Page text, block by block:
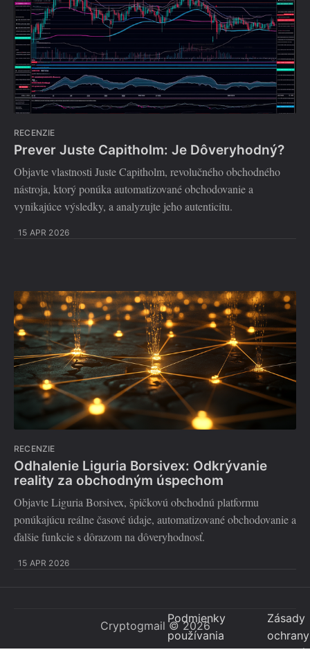
RECENZIE
Prever Juste Capitholm: Je Dôveryhodný?
Objavte vlastnosti Juste Capitholm, revolučného obchodného
nástroja, ktorý ponúka automatizované obchodovanie a
vynikajúce výsledky, a analyzujte jeho autenticitu.
15 APR 2026
RECENZIE
Odhalenie Liguria Borsivex: Odkrývanie
reality za obchodným úspechom
Objavte Liguria Borsivex, špičkovú obchodnú platformu
ponúkajúcu reálne časové údaje, automatizované obchodovanie a
ďalšie funkcie s dôrazom na dôveryhodnosť.
15 APR 2026
Podmienky
používania
Zásady
ochrany
Cryptogmail © 2026